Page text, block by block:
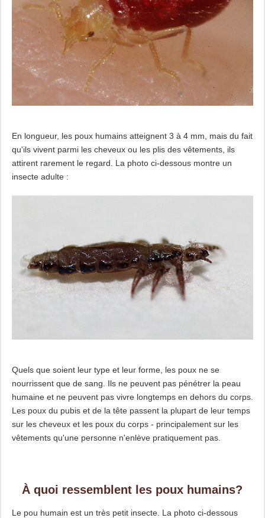
En longueur, les poux humains atteignent 3 à 4 mm, mais du fait
qu'ils vivent parmi les cheveux ou les plis des vêtements, ils
attirent rarement le regard. La photo ci-dessous montre un
insecte adulte :
Quels que soient leur type et leur forme, les poux ne se
nourrissent que de sang. Ils ne peuvent pas pénétrer la peau
humaine et ne peuvent pas vivre longtemps en dehors du corps.
Les poux du pubis et de la tête passent la plupart de leur temps
sur les cheveux et les poux du corps - principalement sur les
vêtements qu'une personne n'enlève pratiquement pas.
À quoi ressemblent les poux humains?
Le pou humain est un très petit insecte. La photo ci-dessous